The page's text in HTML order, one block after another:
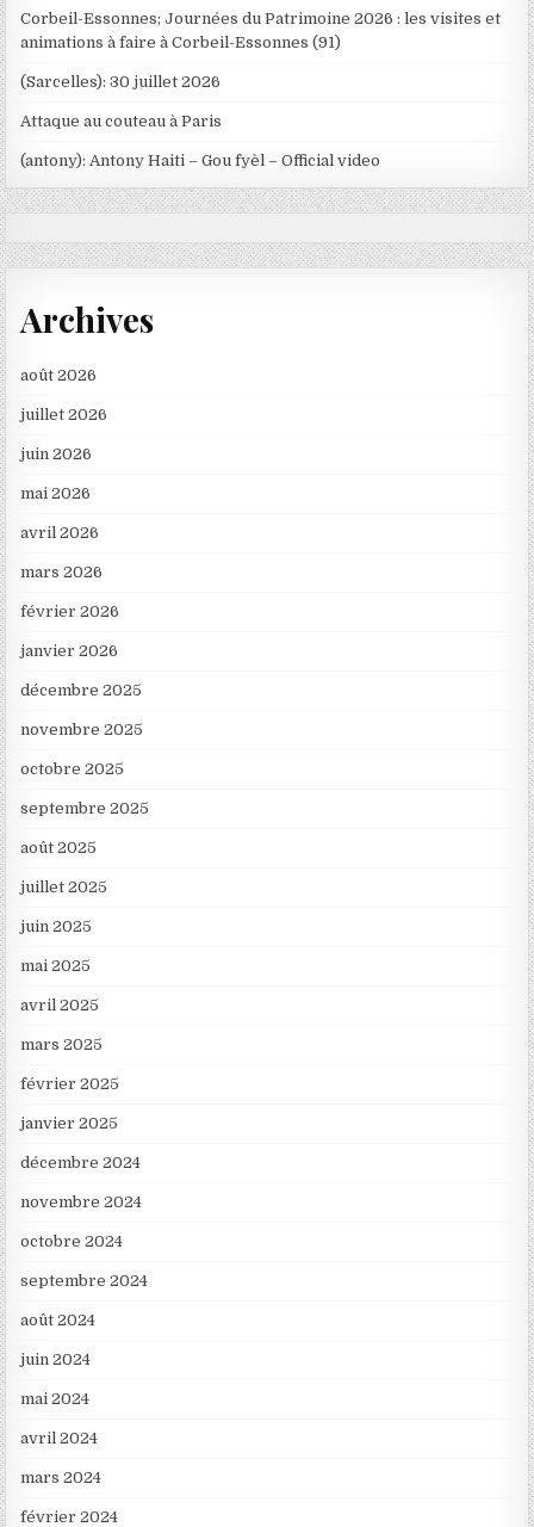
Corbeil-Essonnes; Journées du Patrimoine 2026 : les visites et
animations à faire à Corbeil-Essonnes (91)
(Sarcelles): 30 juillet 2026
Attaque au couteau à Paris
(antony): Antony Haiti – Gou fyèl – Official video
Archives
août 2026
juillet 2026
juin 2026
mai 2026
avril 2026
mars 2026
février 2026
janvier 2026
décembre 2025
novembre 2025
octobre 2025
septembre 2025
août 2025
juillet 2025
juin 2025
mai 2025
avril 2025
mars 2025
février 2025
janvier 2025
décembre 2024
novembre 2024
octobre 2024
septembre 2024
août 2024
juin 2024
mai 2024
avril 2024
mars 2024
février 2024